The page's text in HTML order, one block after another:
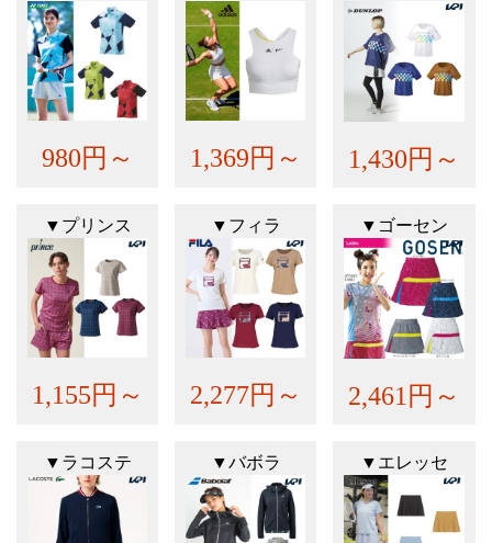
980円～ 1,369円～ 1,430円～
▼プリンス
1,155円～
▼フィラ
2,277円～
▼ゴーセン
2,461円～
▼ラコステ ▼バボラ ▼エレッセ